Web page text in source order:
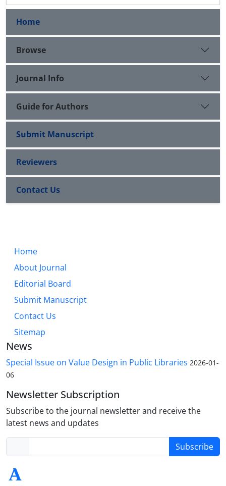
Home
Browse
Journal Info
Guide for Authors
Submit Manuscript
Reviewers
Contact Us
Home
About Journal
Editorial Board
Submit Manuscript
Contact Us
Sitemap
News
Special Issue on Value Design in Public Libraries 2026-01-
06
Newsletter Subscription
Subscribe to the journal newsletter and receive the
latest news and updates
Subscribe